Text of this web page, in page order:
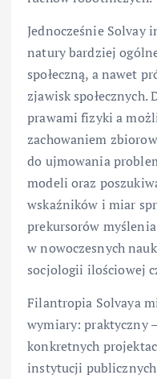
Jednocześnie Solvay
natury bardziej
społeczną, a nawet
zjawisk społecznych.
prawami fizyki a
zachowaniem
do ujmowania
modeli oraz
wskaźników i miar
prekursorów
w nowoczesnych
socjologii ilościowej
Filantropia Solvaya
wymiary: praktyczny
konkretnych
instytucji